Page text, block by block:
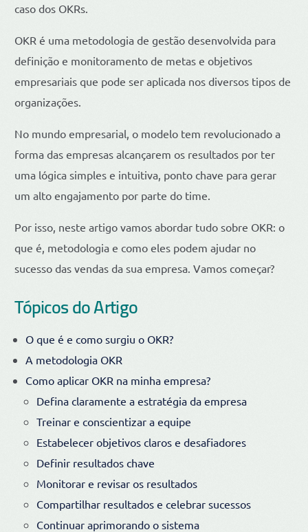
caso dos OKRs.
OKR é uma metodologia de gestão desenvolvida para
definição e monitoramento de metas e objetivos
empresariais que pode ser aplicada nos diversos tipos de
organizações.
No mundo empresarial, o modelo tem revolucionado a
forma das empresas alcançarem os resultados por ter
uma lógica simples e intuitiva, ponto chave para gerar
um alto engajamento por parte do time.
Por isso, neste artigo vamos abordar tudo sobre OKR: o
que é, metodologia e como eles podem ajudar no
sucesso das vendas da sua empresa. Vamos começar?
Tópicos do Artigo
O que é e como surgiu o OKR?
A metodologia OKR
Como aplicar OKR na minha empresa?
Defina claramente a estratégia da empresa
Treinar e conscientizar a equipe
Estabelecer objetivos claros e desafiadores
Definir resultados chave
Monitorar e revisar os resultados
Compartilhar resultados e celebrar sucessos
Continuar aprimorando o sistema